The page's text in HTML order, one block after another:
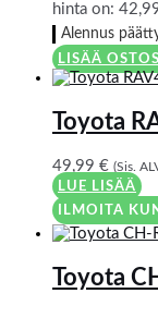
hinta on:
Alennus
LISÄÄ
Toyota
49,99 € (Sis.
LUE LISÄÄ
ILMOITA
Toyota